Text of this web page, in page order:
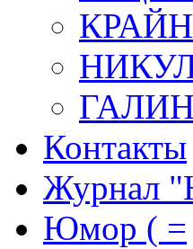
ГАЛИН
Контакты
Журнал
Юмор ( =